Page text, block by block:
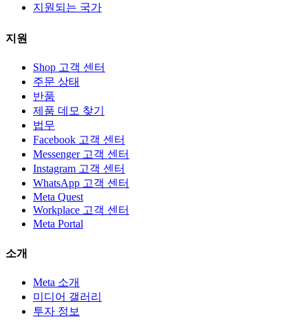
지원되는 국가
지원
Shop 고객 센터
주문 상태
반품
제품 데모 찾기
법무
Facebook 고객 센터
Messenger 고객 센터
Instagram 고객 센터
WhatsApp 고객 센터
Meta Quest
Workplace 고객 센터
Meta Portal
소개
Meta 소개
미디어 갤러리
투자 정보